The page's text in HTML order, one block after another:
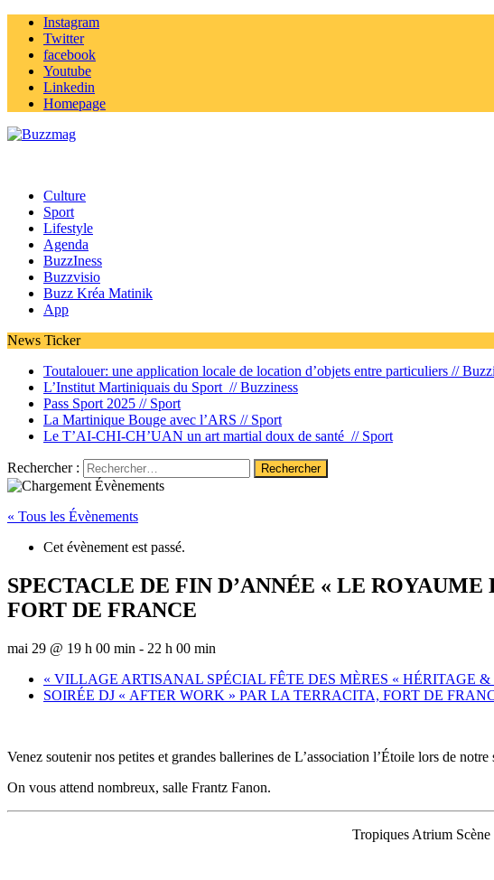
Instagram
Twitter
facebook
Youtube
Linkedin
Homepage
Culture
Sport
Lifestyle
Agenda
BuzzIness
Buzzvisio
Buzz Kréa Matinik
App
News Ticker
Toutalouer: une application locale de location d’objets entre particuliers //
L’Institut Martiniquais du Sport //Buzziness
Pass Sport 2025 // Sport
La Martinique Bouge avec l’ARS // Sport
Le T’AI-CHI-CH’UAN un art martial doux de santé // Sport
Rechercher :
« Tous les Évènements
Cet évènement est passé.
SPECTACLE DE FIN D’ANNÉE « LE
FORT DE FRANCE
mai 29 @ 19 h 00 min - 22 h 00 min
« VILLAGE ARTISANAL SPÉCIAL FÊTE DES MÈRES « HÉRITAGE
SOIRÉE DJ « AFTER WORK » PAR LA TERRACITA, FORT DE
Venez soutenir nos petites et grandes ballerines de L’association l’Étoile lors de notre
On vous attend nombreux, salle Frantz Fanon.
Tropiques Atrium